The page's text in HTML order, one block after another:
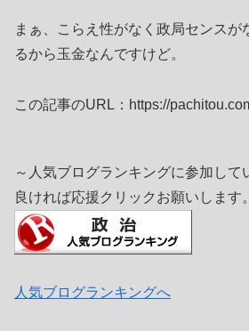
まぁ、こらえ性がなく政局センスが
るから玉金なんですけど。
この記事のURL：https://
～人気ブログランキングに参加して
良ければ応援クリックお願いします。
人気ブログランキングへ